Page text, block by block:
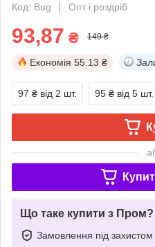
Код: Bug
Опт і роздріб
93,87 ₴ 149 ₴
Економія 55.13 ₴
97 ₴ від 2 шт. 95 ₴ від 5 шт.
Що таке купити з Пром?
Замовлення під захистом